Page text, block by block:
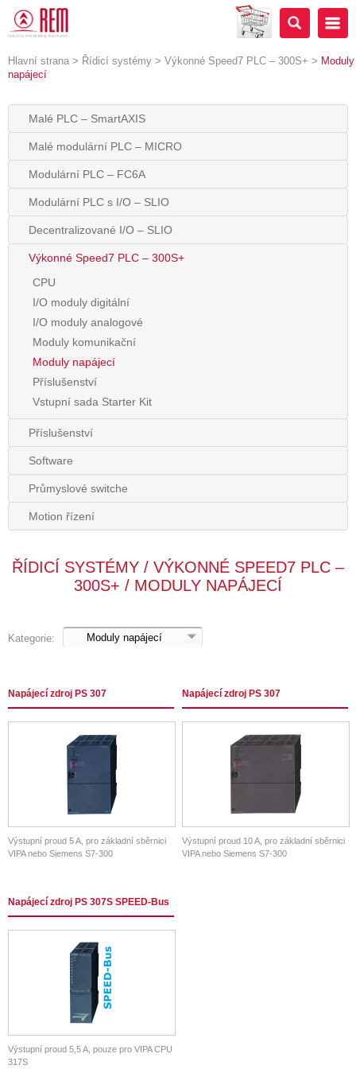
Hlavní strana > Řídicí systémy > Výkonné Speed7 PLC – 300S+ > Moduly
napájecí
Malé PLC – SmartAXIS
Malé modulární PLC – MICRO
Modulární PLC – FC6A
Modulární PLC s I/O – SLIO
Decentralizované I/O – SLIO
Výkonné Speed7 PLC – 300S+
CPU
I/O moduly digitální
I/O moduly analogové
Moduly komunikační
Moduly napájecí
Příslušenství
Vstupní sada Starter Kit
Příslušenství
Software
Průmyslové switche
Motion řízení
ŘÍDICÍ SYSTÉMY / VÝKONNÉ SPEED7 PLC –
300S+ / MODULY NAPÁJECÍ
Kategorie:
Napájecí zdroj PS 307
Výstupní proud 5 A, pro základní sběrnici
VIPA nebo Siemens S7-300
Napájecí zdroj PS 307
Výstupní proud 10 A, pro základní sběrnici
VIPA nebo Siemens S7-300
Napájecí zdroj PS 307S SPEED-Bus
Výstupní proud 5,5 A, pouze pro VIPA CPU
317S